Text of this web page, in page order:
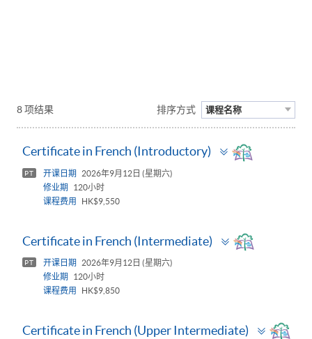
8 项结果 排序方式 课程名称
Certificate in French (Introductory)
Toggle
panel
PT 开课日期
2026年9月12日 (星期六)
修业期
120小时
课程费用
HK$9,550
Certificate in French (Intermediate)
Toggle
panel
PT 开课日期
2026年9月12日 (星期六)
修业期
120小时
课程费用
HK$9,850
Certificate in French (Upper Intermediate)
Toggle